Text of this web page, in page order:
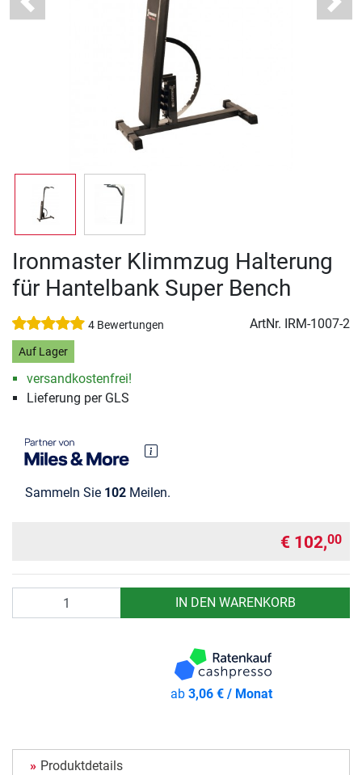
Previous Next
Ironmaster Klimmzug Halterung
für Hantelbank Super Bench
4 Bewertungen ArtNr. IRM-1007-2
Auf Lager
versandkostenfrei!
Lieferung per GLS
Sammeln Sie 102 Meilen.
€ 102,00
IN DEN WARENKORB
ab3,06 € / Monat
Produktdetails